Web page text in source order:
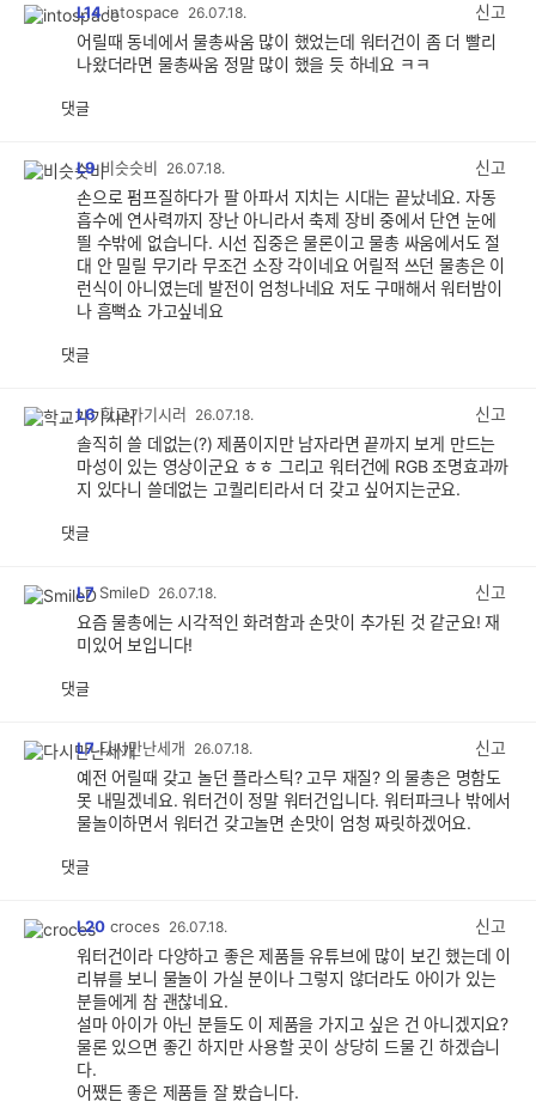
L14 intospace 26.07.18.
신고
어릴때 동네에서 물총싸움 많이 했었는데 워터건이 좀 더 빨리
나왔더라면 물총싸움 정말 많이 했을 듯 하네요 ㅋㅋ
댓글
L9 비슷슷비 26.07.18.
신고
손으로 펌프질하다가 팔 아파서 지치는 시대는 끝났네요. 자동
흡수에 연사력까지 장난 아니라서 축제 장비 중에서 단연 눈에
띌 수밖에 없습니다. 시선 집중은 물론이고 물총 싸움에서도 절
대 안 밀릴 무기라 무조건 소장 각이네요 어릴적 쓰던 물총은 이
런식이 아니였는데 발전이 엄청나네요 저도 구매해서 워터밤이
나 흠뻑쇼 가고싶네요
댓글
L6 학교가기시러 26.07.18.
신고
솔직히 쓸 데없는(?) 제품이지만 남자라면 끝까지 보게 만드는
마성이 있는 영상이군요 ㅎㅎ 그리고 워터건에 RGB 조명효과까
지 있다니 쓸데없는 고퀄리티라서 더 갖고 싶어지는군요.
댓글
L7 SmileD 26.07.18.
신고
요즘 물총에는 시각적인 화려함과 손맛이 추가된 것 같군요! 재
미있어 보입니다!
댓글
L7 다시만난세개 26.07.18.
신고
예전 어릴때 갖고 놀던 플라스틱? 고무 재질? 의 물총은 명함도
못 내밀겠네요. 워터건이 정말 워터건입니다. 워터파크나 밖에서
물놀이하면서 워터건 갖고놀면 손맛이 엄청 짜릿하겠어요.
댓글
L20 croces 26.07.18.
신고
워터건이라 다양하고 좋은 제품들 유튜브에 많이 보긴 했는데 이
리뷰를 보니 물놀이 가실 분이나 그렇지 않더라도 아이가 있는
분들에게 참 괜찮네요.
설마 아이가 아닌 분들도 이 제품을 가지고 싶은 건 아니겠지요?
물론 있으면 좋긴 하지만 사용할 곳이 상당히 드물 긴 하겠습니
다.
어쨌든 좋은 제품들 잘 봤습니다.